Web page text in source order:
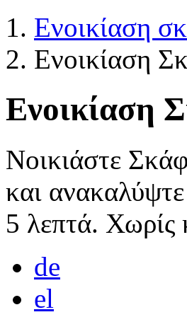
Ενοικίαση
Ενοικίαση
Ενοικίαση
Νοικιάστε
και
5 λεπτά. Χωρίς
de
el